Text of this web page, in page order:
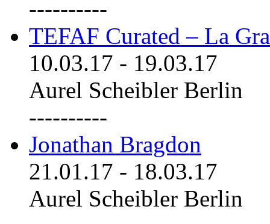
----------
TEFAF Curated – La
10.03.17 - 19.03.17
Aurel Scheibler Berlin
----------
Jonathan Bragdon
21.01.17 - 18.03.17
Aurel Scheibler Berlin